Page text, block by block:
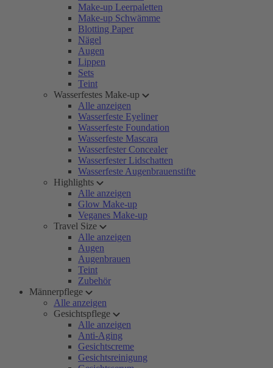
Make-up Leerpaletten
Make-up Schwämme
Blotting Paper
Nägel
Augen
Lippen
Sets
Teint
Wasserfestes Make-up
Alle anzeigen
Wasserfeste Eyeliner
Wasserfeste Foundation
Wasserfeste Mascara
Wasserfester Concealer
Wasserfester Lidschatten
Wasserfeste Augenbrauenstifte
Highlights
Alle anzeigen
Glow Make-up
Veganes Make-up
Travel Size
Alle anzeigen
Augen
Augenbrauen
Teint
Zubehör
Männerpflege
Alle anzeigen
Gesichtspflege
Alle anzeigen
Anti-Aging
Gesichtscreme
Gesichtsreinigung